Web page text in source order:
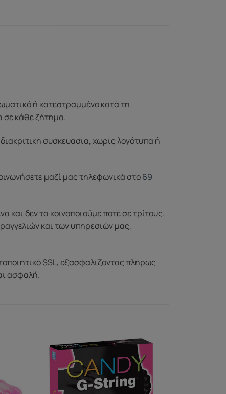
ή κατεστραμμένο κατά τη
σε κάθε ζήτημα.
συσκευασία, χωρίς λογότυπα ή
μαζί μας τηλεφωνικά στο69
δεν τα κοινοποιούμε ποτέ σε τρίτους.
και των υπηρεσιών μας,
SSL, εξασφαλίζοντας πλήρως
ασφαλή.